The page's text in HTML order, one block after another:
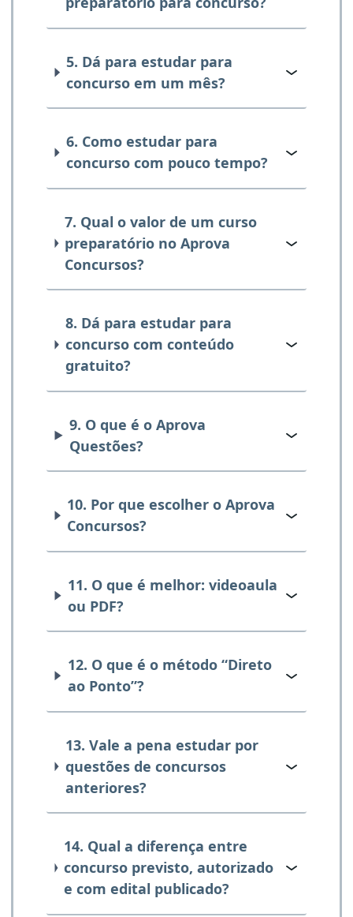
5. Dá para estudar para
concurso em um mês?
6. Como estudar para
concurso com pouco tempo?
7. Qual o valor de um curso
preparatório no Aprova
Concursos?
8. Dá para estudar para
concurso com conteúdo
gratuito?
9. O que é o Aprova
Questões?
10. Por que escolher o Aprova
Concursos?
11. O que é melhor: videoaula
ou PDF?
12. O que é o método “Direto
ao Ponto”?
13. Vale a pena estudar por
questões de concursos
anteriores?
14. Qual a diferença entre
concurso previsto, autorizado
e com edital publicado?